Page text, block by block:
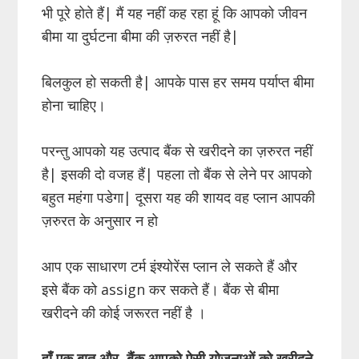
भी पूरे होते हैं| मैं यह नहीं कह रहा हूं कि आपको जीवन
बीमा या दुर्घटना बीमा की ज़रुरत नहीं है|
बिलकुल हो सकती है| आपके पास हर समय पर्याप्त बीमा
होना चाहिए।
परन्तु आपको यह उत्पाद बैंक से खरीदने का ज़रुरत नहीं
है| इसकी दो वजह हैं| पहला तो बैंक से लेने पर आपको
बहुत महंगा पडेगा| दूसरा यह की शायद वह प्लान आपकी
ज़रुरत के अनुसार न हो
आप एक साधारण टर्म इंश्योरेंस प्लान ले सकते हैं और
इसे बैंक को assign कर सकते हैं। बैंक से बीमा
खरीदने की कोई जरूरत नहीं है ।